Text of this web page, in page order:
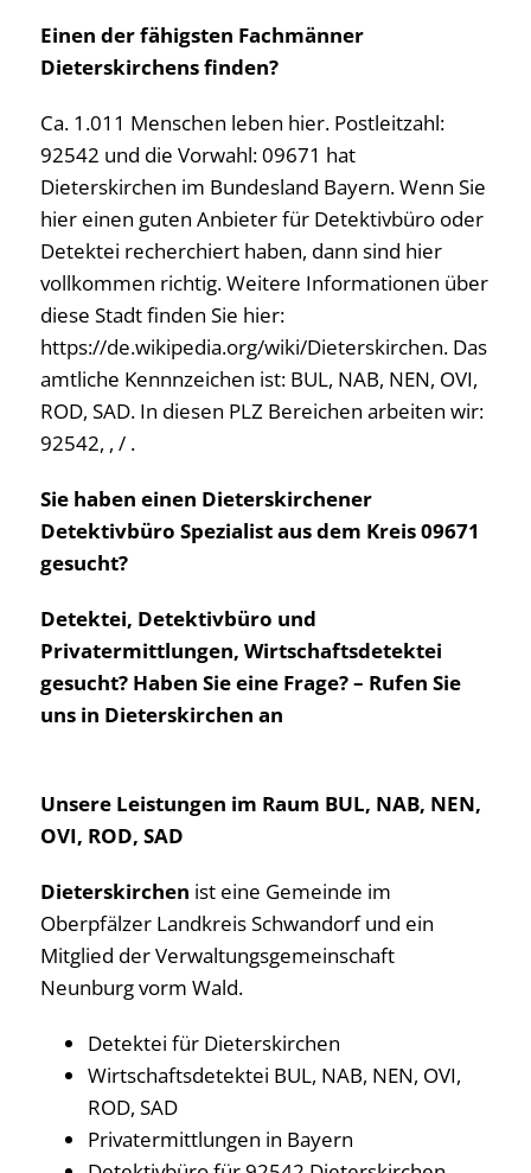
Einen der fähigsten Fachmänner
Dieterskirchens finden?
Ca. 1.011 Menschen leben hier. Postleitzahl:
92542 und die Vorwahl: 09671 hat
Dieterskirchen im Bundesland Bayern. Wenn Sie
hier einen guten Anbieter für Detektivbüro oder
Detektei recherchiert haben, dann sind hier
vollkommen richtig. Weitere Informationen über
diese Stadt finden Sie hier:
https://de.wikipedia.org/wiki/Dieterskirchen. Das
amtliche Kennnzeichen ist: BUL, NAB, NEN, OVI,
ROD, SAD. In diesen PLZ Bereichen arbeiten wir:
92542, , / .
Sie haben einen Dieterskirchener
Detektivbüro Spezialist aus dem Kreis 09671
gesucht?
Detektei, Detektivbüro und
Privatermittlungen, Wirtschaftsdetektei
gesucht? Haben Sie eine Frage? – Rufen Sie
uns in Dieterskirchen an
Unsere Leistungen im Raum BUL, NAB, NEN,
OVI, ROD, SAD
Dieterskirchen ist eine Gemeinde im
Oberpfälzer Landkreis Schwandorf und ein
Mitglied der Verwaltungsgemeinschaft
Neunburg vorm Wald.
Detektei für Dieterskirchen
Wirtschaftsdetektei BUL, NAB, NEN, OVI,
ROD, SAD
Privatermittlungen in Bayern